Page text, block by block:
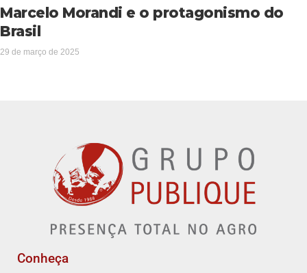
Marcelo Morandi e o protagonismo do
Brasil
29 de março de 2025
Conheça